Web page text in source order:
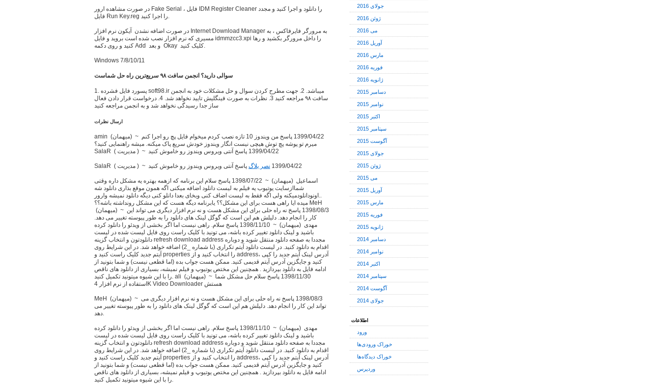
در صورت مشاهده ارور Fake Serial ، فایل IDM Register Cleaner را دانلود و اجرا کنید و مجدد
فایل Run Key.reg را اجرا کنید.
در صورت اضافه نشدن آیکون نرم افزار Internet Download Manager به مرورگر فایرفاکس ، به
مسیری که نرم افزار نصب شده است بروید و فایل idmmzcc3.xpi را داخل مرورگر بکشید و رها
کنید و روی دکمه Add و بعد Okay کلیک کنید.
Windows 7/8/10/11
سوالی دارید؟ انجمن سافت ٩٨ سریع‌ترین راه حل شماست
1. پسورد فایل فشرده soft98.ir میباشد. 2. جهت مطرح کردن سوال و حل مشکلات خود به انجمن
سافت ٩٨ مراجعه کنید 3. نظرات به صورت فینگلیش تایید نخواهد شد. 4. درخواست قرار دادن فعال
ساز جدا رسیدگی نخواهد شد و به انجمن مراجعه کنید
ارسال نظرات
amin (ميهمان) ~ 1399/04/22 پاسخ من ویندوز 10 تازه نصب کردم میخوام فایل پچ رو اجرا کنم
میرم تو پوشه پچ توش هیچی نیست انگار ویندوز خودش سریع پاک میکنه. میشه راهنمایی کنید؟
SalaR ( مديریت ) ~ 1399/04/22 پاسخ آنتی ویروس ویندوز رو خاموش کنید
SalaR ( مديریت ) ~ 1399/04/22 نصر بلاگ پاسخ آنتی ویروس ویندوز رو خاموش کنید
اسماعیل (ميهمان) ~ 1398/07/22 پاسخ سلام این برنامه که ازهمه بهتره یه مشکل داره وقتی
شماازسایت یوتیوب یه فیلم به لیست دانلود اضافه میکنی اگه همون موقع بذاری دانلود شه
..اونودانلودمیکنه ولی اگه فقط به لیست اضاف کنی وبخای بعدا دانلو کنی دیگه دانلود نمیشه وارور
میده ایا راهی هست برای این مشکل؟؟ یابرنامه دیگه هست که این مشکل رونداشته باشه؟؟ MeH
(ميهمان) ~ 1398/08/3 پاسخ نه راه حلی برای این مشکل هست و نه نرم افزار دیگری می تواند این
کار را انجام دهد. دلیلش هم این است که گوگل لینک های دانلود را به طور پیوسته تغییر می دهد.
مهدی (ميهمان) ~ 1398/11/10 پاسخ سلام. راهی نیست اما اگر بخشی از ویدئو را دانلود کرده
باشید و لینک دانلود تغییر کرده باشه، می تونید با کلیک راست روی فایل لیست شده در لیست
دانلودتون و انتخاب گزینه refresh download address مجددا به صفحه دانلود منتقل شوید و دوباره
اقدام به دانلود کنید. در لیست دانلود آیتم تکراری (با شماره _2) اضافه خواهد شد. در این شرایط روی
آیتم جدید کلیک راست کنید و properties را انتخاب کنید و از address، آدرس لینک آیتم جدید را کپی
کنید و جایگزین آدرس آیتم قدیمی کنید. ممکن هست جواب بده (اما قطعی نیست) و شما بتونید از
ادامه فایل به دانلود بپردازید . همچنین این مختص یوتیوپ و فیلم نمیشه، بسیاری از دانلود های ناقص
را با این شیوه میتونید تکمیل کنید. ali (ميهمان) ~ 1398/11/30 پاسخ سلام حل مشکل شما
استفاده از نرم افزار 4K Video Downloader هستش
MeH (ميهمان) ~ 1398/08/3 پاسخ نه راه حلی برای این مشکل هست و نه نرم افزار دیگری می
تواند این کار را انجام دهد. دلیلش هم این است که گوگل لینک های دانلود را به طور پیوسته تغییر می
دهد.
مهدی (ميهمان) ~ 1398/11/10 پاسخ سلام. راهی نیست اما اگر بخشی از ویدئو را دانلود کرده
باشید و لینک دانلود تغییر کرده باشه، می تونید با کلیک راست روی فایل لیست شده در لیست
دانلودتون و انتخاب گزینه refresh download address مجددا به صفحه دانلود منتقل شوید و دوباره
اقدام به دانلود کنید. در لیست دانلود آیتم تکراری (با شماره _2) اضافه خواهد شد. در این شرایط روی
آیتم جدید کلیک راست کنید و properties را انتخاب کنید و از address، آدرس لینک آیتم جدید را کپی
کنید و جایگزین آدرس آیتم قدیمی کنید. ممکن هست جواب بده (اما قطعی نیست) و شما بتونید از
ادامه فایل به دانلود بپردازید . همچنین این مختص یوتیوپ و فیلم نمیشه، بسیاری از دانلود های ناقص
را با این شیوه میتونید تکمیل کنید.
جولای 2016
ژوئن 2016
می 2016
آوریل 2016
مارس 2016
فوریه 2016
ژانویه 2016
دسامبر 2015
نوامبر 2015
اکتبر 2015
سپتامبر 2015
آگوست 2015
جولای 2015
ژوئن 2015
می 2015
آوریل 2015
مارس 2015
فوریه 2015
ژانویه 2015
دسامبر 2014
نوامبر 2014
اکتبر 2014
سپتامبر 2014
آگوست 2014
جولای 2014
اطلاعات
ورود
خوراک ورودی‌ها
خوراک دیدگاه‌ها
وردپرس